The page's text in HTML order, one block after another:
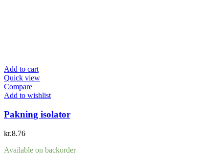
Add to cart
Quick view
Compare
Add to wishlist
Pakning isolator
kr.8.76
Available on backorder